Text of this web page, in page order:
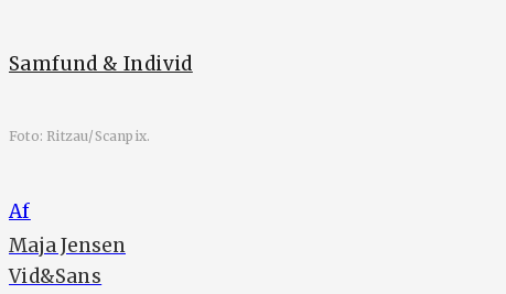
Samfund & Individ
Foto: Ritzau/Scanpix.
Af
Maja Jensen
Vid&Sans